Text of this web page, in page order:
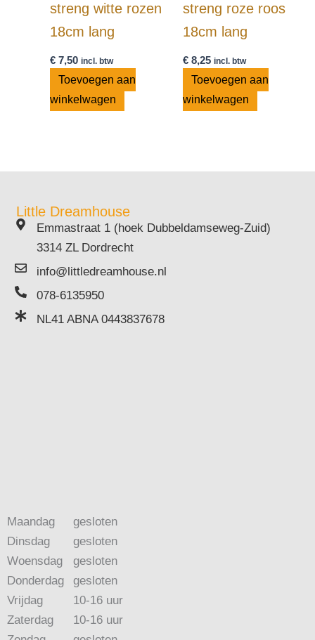
streng witte rozen
18cm lang
€ 7,50 incl. btw
Toevoegen aan
winkelwagen
streng roze roos
18cm lang
€8,25 incl. btw
Toevoegen aan
winkelwagen
Little Dreamhouse
Emmastraat 1 (hoek Dubbeldamseweg-Zuid)
3314 ZL Dordrecht
info@littledreamhouse.nl
078-6135950
NL41 ABNA 0443837678
Maandag
Dinsdag
Woensdag
Donderdag
Vrijdag
Zaterdag
gesloten
gesloten
gesloten
gesloten
10-16 uur
10-16 uur